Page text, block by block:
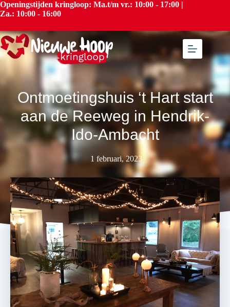
Openingstijden kringloop: Ma.t/m vr.: 10:00 - 17:00 |
Za.: 10:00 - 16:00
Ontmoetingshuis ‘t Hart start
aan de Reeweg in Hendrik-
Ido-Ambacht
1 februari, 2023